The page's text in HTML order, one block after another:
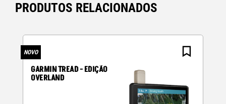
PRODUTOS RELACIONADOS
NOVO
GARMIN TREAD - EDIÇÃO
OVERLAND